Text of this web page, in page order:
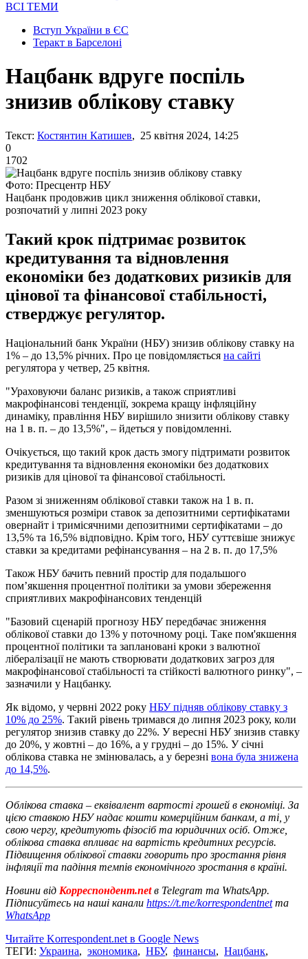
ВСІ ТЕМИ
Вступ України в ЄС
Теракт в Барселоні
Нацбанк вдруге поспіль
знизив облікову ставку
Текст: Костянтин Катишев, 25 квітня 2024, 14:25
0
1702
Фото: Пресцентр НБУ
Нацбанк продовжив цикл зниження облікової ставки,
розпочатий у липні 2023 року
Такий крок підтримає розвиток
кредитування та відновлення
економіки без додаткових ризиків для
цінової та фінансової стабільності,
стверджує регулятор.
Національний банк України (НБУ) знизив облікову ставку на
1% – до 13,5% річних. Про це повідомляється на сайті
регулятора у четвер, 25 квітня.
"Ураховуючи баланс ризиків, а також сприятливі
макрофінансові тенденції, зокрема кращу інфляційну
динаміку, правління НБУ вирішило знизити облікову ставку
на 1 в. п. – до 13,5%", – йдеться у повідомленні.
Очікується, що такий крок дасть змогу підтримати розвиток
кредитування та відновлення економіки без додаткових
ризиків для цінової та фінансової стабільності.
Разом зі зниженням облікової ставки також на 1 в. п.
зменшуються розміри ставок за депозитними сертифікатами
овернайт і тримісячними депозитними сертифікатами – до
13,5% та 16,5% відповідно. Крім того, НБУ суттєвіше знижує
ставки за кредитами рефінансування – на 2 в. п. до 17,5%
Також НБУ бачить певний простір для подальшого
пом’якшення процентної політики за умови збереження
сприятливих макрофінансових тенденцій
"Базовий сценарій прогнозу НБУ передбачає зниження
облікової ставки до 13% у поточному році. Таке пом'якшення
процентної політики та заплановані кроки з валютної
лібералізації не мають створювати додаткових загроз для
макрофінансової стабільності та стійкості валютного ринку", –
зазначили у Нацбанку.
Як відомо, у червні 2022 року НБУ підняв облікову ставку з
10% до 25%. Такий рівень тримався до липня 2023 року, коли
регулятор знизив ставку до 22%. У вересні НБУ знизив ставку
до 20%, у жовтні – до 16%, а у грудні – до 15%. У січні
облікова ставка не змінювалась, а у березні вона була знижена
до 14,5%.
Облікова ставка – еквівалент вартості грошей в економіці. За
цією ставкою НБУ надає кошти комерційним банкам, а ті, у
свою чергу, кредитують фізосіб та юридичних осіб. Отже,
облікова ставка впливає на вартість кредитних ресурсів.
Підвищення облікової ставки говорить про зростання рівня
інфляції та падіння темпів економічного зростання в країні.
Новини від Корреспондент.netв Telegram та WhatsApp.
Підписуйтесь на наші канали https://t.me/korrespondentnetта
WhatsApp
Читайте Korrespondent.net в Google News
ТЕГИ: Украина, экономика, НБУ, финансы, Нацбанк,